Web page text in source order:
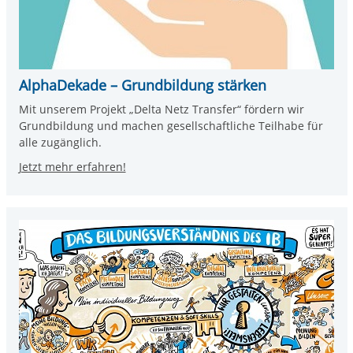
AlphaDekade – Grundbildung stärken
Mit unserem Projekt „Delta Netz Transfer“ fördern wir
Grundbildung und machen gesellschaftliche Teilhabe für
alle zugänglich.
Jetzt mehr erfahren!